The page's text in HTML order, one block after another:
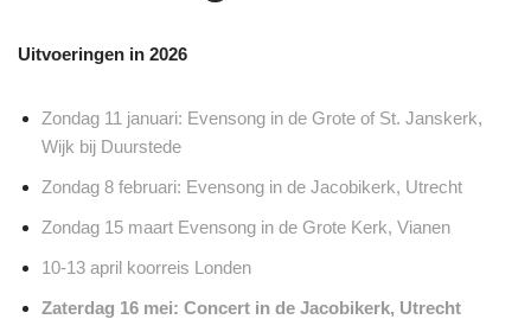
Uitvoeringen in 2026
Zondag 11 januari: Evensong in de Grote of St. Janskerk,
Wijk bij Duurstede
Zondag 8 februari: Evensong in de Jacobikerk, Utrecht
Zondag 15 maart Evensong in de Grote Kerk, Vianen
10-13 april koorreis Londen
Zaterdag 16 mei: Concert in de Jacobikerk, Utrecht